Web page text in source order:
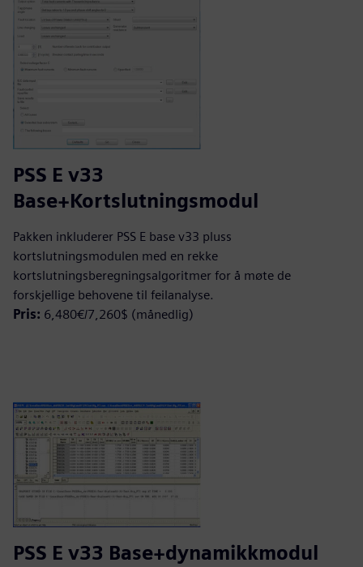
PSS E v33
Base+Kortslutningsmodul
Pakken inkluderer PSS E base v33 pluss
kortslutningsmodulen med en rekke
kortslutningsberegningsalgoritmer for å møte de
forskjellige behovene til feilanalyse.
Pris: 6,480€/7,260$ (månedlig)
PSS E v33 Base+dynamikkmodul